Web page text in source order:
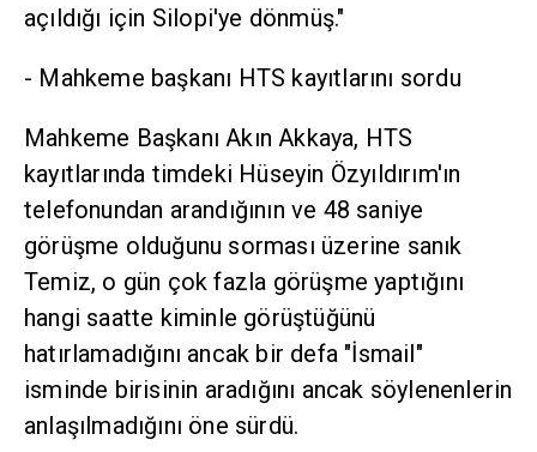
açıldığı için Silopi'ye dönmüş."
- Mahkeme başkanı HTS kayıtlarını sordu
Mahkeme Başkanı Akın Akkaya, HTS
kayıtlarında timdeki Hüseyin Özyıldırım'ın
telefonundan arandığının ve 48 saniye
görüşme olduğunu sorması üzerine sanık
Temiz, o gün çok fazla görüşme yaptığını
hangi saatte kiminle görüştüğünü
hatırlamadığını ancak bir defa "İsmail"
isminde birisinin aradığını ancak söylenenlerin
anlaşılmadığını öne sürdü.